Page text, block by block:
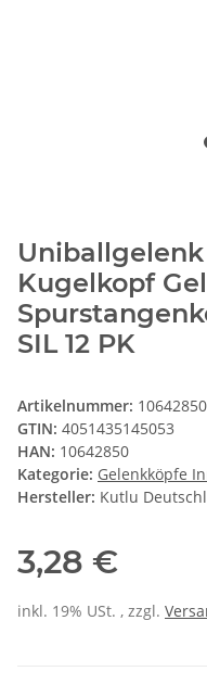
Uniballgelenk
Kugelkopf
SIL 12 PK
Artikelnummer: 10642850
GTIN: 4051435145053
HAN: 10642850
Kategorie: Gelenkköpfe
Hersteller: Kutlu
3,28 €
inkl. 19% USt. , zzgl.